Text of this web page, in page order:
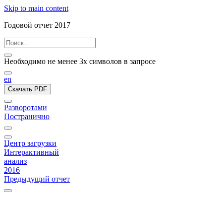
Skip to main content
Годовой отчет 2017
Необходимо не менее 3х символов в запросе
en
Скачать PDF
Разворотами
Постранично
Центр загрузки
Интерактивный
анализ
2016
Предыдущий отчет